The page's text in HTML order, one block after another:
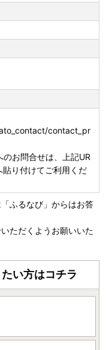
contact_pr
お問合せは、上記UR
り付けてご利用くだ
ふるなび」からはお答
ただくようお願いいた
い方はコチラ